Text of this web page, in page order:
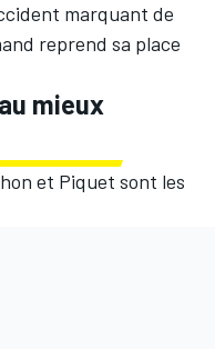
marquant de
reprend sa place
mieux
et Piquet sont les